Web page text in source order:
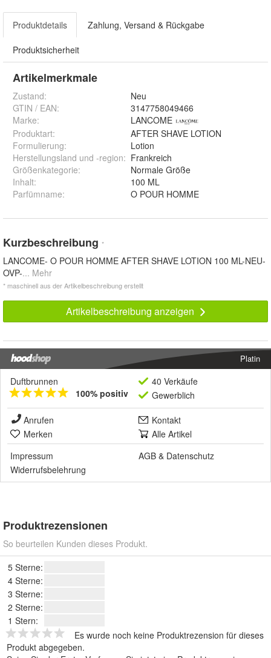
Produktdetails Zahlung, Versand & Rückgabe
Produktsicherheit
Artikelmerkmale
Zustand:
Neu
GTIN / EAN:
3147758049466
Marke:
LANCOME
Produktart:
AFTER SHAVE LOTION
Formulierung:
Lotion
Herstellungsland und -region: Frankreich
Größenkategorie:
Normale Größe
Inhalt:
100 ML
Parfümname: O POUR HOMME
Kurzbeschreibung *
LANCOME- O POUR HOMME AFTER SHAVE LOTION 100 ML-NEU-
OVP-... Mehr
* maschinell aus der Artikelbeschreibung erstellt
Artikelbeschreibung anzeigen
Platin
Duftbrunnen
100% positiv
40 Verkäufe
Gewerblich
Anrufen
Kontakt
Merken
Alle Artikel
Impressum
AGB & Datenschutz
Widerrufsbelehrung
Produktrezensionen
So beurteilen Kunden dieses Produkt.
5 Sterne:
4 Sterne:
3 Sterne:
2 Sterne:
1 Stern:
Es wurde noch keine Produktrezension für dieses
Produkt abgegeben.